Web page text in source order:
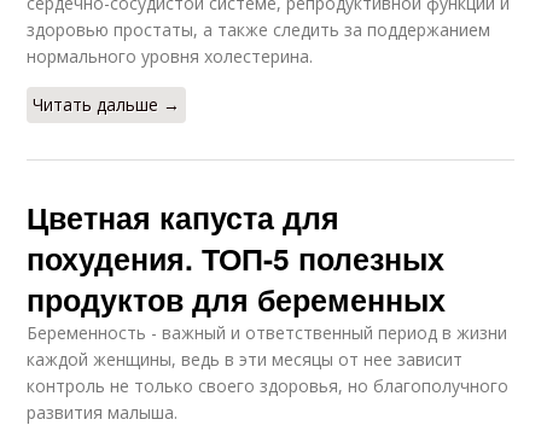
здоровью простаты, а также следить за поддержанием
нормального уровня холестерина.
Читать дальше →
Цветная капуста для
похудения. ТОП-5 полезных
продуктов для беременных
Беременность - важный и ответственный период в жизни
каждой женщины, ведь в эти месяцы от нее зависит
контроль не только своего здоровья, но благополучного
развития малыша.